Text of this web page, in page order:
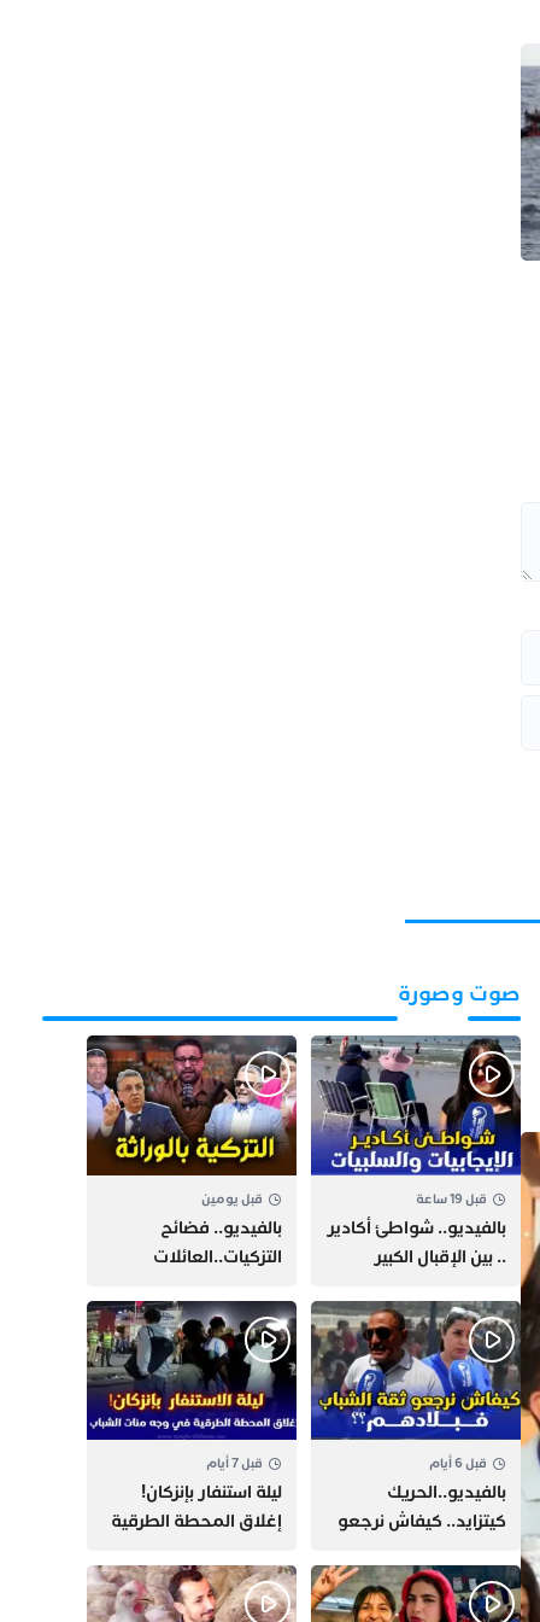
صوت وصورة
قبل 19 ساعة
بالفيديو.. شواطئ أكادير
.. بين الإقبال الكبير
الازدحام وغلاء الكراء
قبل يومين
بالفيديو.. فضائح
التزكيات..العائلات
وقصة “وهبي”
و”السيمو” تثير الجدل
قبل 6 أيام
بالفيديو..الحريك
كيتزايد.. كيفاش نرجعو
قبل 7 أيام
​ليلة استنفار بإنزكان!
إغلاق المحطة الطرقية
اللحاق بـ”هروب سبتة”